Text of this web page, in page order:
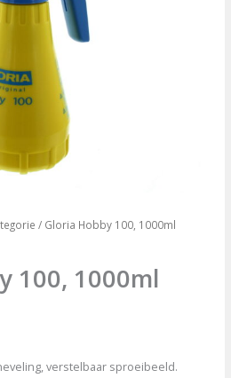
/ Gloria Hobby 100, 1000ml
100, 1000ml
verstelbaar sproeibeeld.